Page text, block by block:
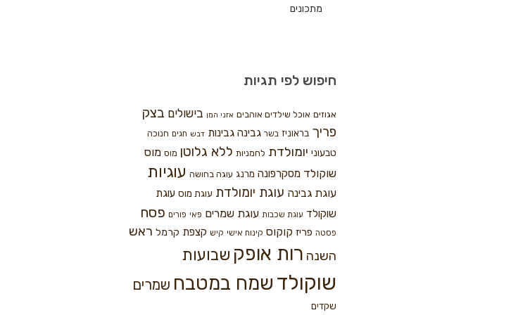
מתכונים
חיפוש לפי תגיות
אגוזים אוכל שילדים אוהבים אזני המן בישולים בצק
פריך בראוניז בשר גבינה גבינות דבש חגים חנוכה
טבעוני יומולדת לחמניות ללא גלוטן מוס מוס
שוקולד מסקרפונה מרנג עוגה בחושה עוגיות
עוגת גבינה עוגת יומולדת עוגת מוס עוגת
שוקולד עוגת שכבות עוגת שמרים פאי פורים פסח
פסטה פריז קוקוס קינוח אישי קיש קצפת קרמל ראש
השנה רות אופק שבועות
שוקולד שמח במטבח שמרים
שקדים